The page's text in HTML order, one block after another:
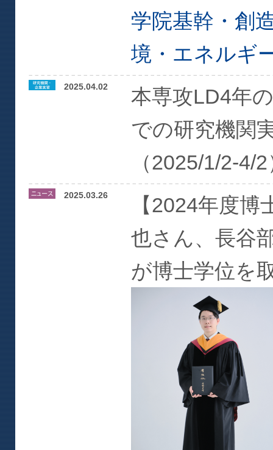
学院基幹・創
境・エネルギ
2025.04.02
本専攻LD4年
での研究機関
（2025/1/2-4/
2025.03.26 【2024年度博
也さん、長谷
が博士学位を